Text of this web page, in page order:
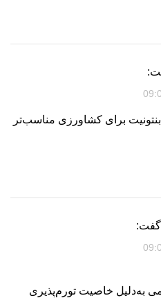
بنتونیت برای کشاورزی مناسب‌تر
گفت:
به‌دلیل خاصیت تورم‌پذیری